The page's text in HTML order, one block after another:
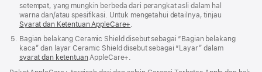
setempat, yang mungkin berbeda dari perangkat asli dalam hal
warna dan/atau spesifikasi. Untuk mengetahui detailnya, tinjau
Syarat dan Ketentuan AppleCare+
Bagian belakang Ceramic Shield disebut sebagai “Bagian belakang
kaca” dan layar Ceramic Shield disebut sebagai “Layar” dalam
syarat dan ketentuan AppleCare+.